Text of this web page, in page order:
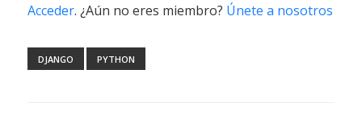
Acceder. ¿Aún no eres miembro? Únete a nosotros
DJANGO PYTHON